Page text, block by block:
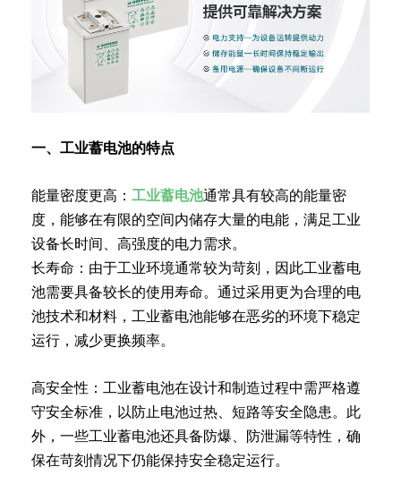
一、工业蓄电池的特点
能量密度更高： 工业蓄电池通常具有较高的能量密
度，能够在有限的空间内储存大量的电能，满足工业
设备长时间、高强度的电力需求。
长寿命：由于工业环境通常较为苛刻，因此工业蓄电
池需要具备较长的使用寿命。通过采用更为合理的电
池技术和材料，工业蓄电池能够在恶劣的环境下稳定
运行，减少更换频率。
高安全性：工业蓄电池在设计和制造过程中需严格遵
守安全标准，以防止电池过热、短路等安全隐患。此
外，一些工业蓄电池还具备防爆、防泄漏等特性，确
保在苛刻情况下仍能保持安全稳定运行。